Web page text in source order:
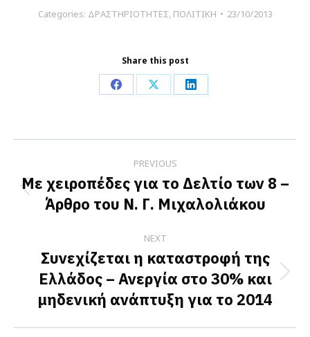
Categories: ΔΡΑΣΤΗΡΙΟΤΗΤΕΣ, ΠΟΛΙΤΙΚΗ 23/10/2013
Share this post
Share
Facebook
Share
X
Share
LinkedIn
navigation
PREVIOUS
Previous
post:
Με χειροπέδες για το Δελτίο των 8 –
Άρθρο του Ν. Γ. Μιχαλολιάκου
NEXT
Next
post:
Συνεχίζεται η καταστροφή της
Ελλάδος – Ανεργία στο 30% και
μηδενική ανάπτυξη για το 2014